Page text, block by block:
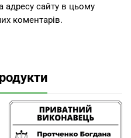
адресу сайту в цьому
коментарів.